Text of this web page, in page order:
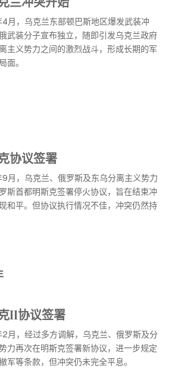
月，乌克兰东部顿巴斯地区爆发武装冲
武装分子宣布独立，随即引发乌克兰政府
主义势力之间的激烈战斗，形成长期的军
面。
协议签署
月，乌克兰、俄罗斯及东乌分离主义势力
斯首都明斯克签署停火协议，旨在结束冲
和平。但协议执行情况不佳，冲突仍然持
II协议签署
月，经过多方调解，乌克兰、俄罗斯及分
力再次在明斯克签署新协议，进一步规定
军等条款，但冲突仍未完全平息。